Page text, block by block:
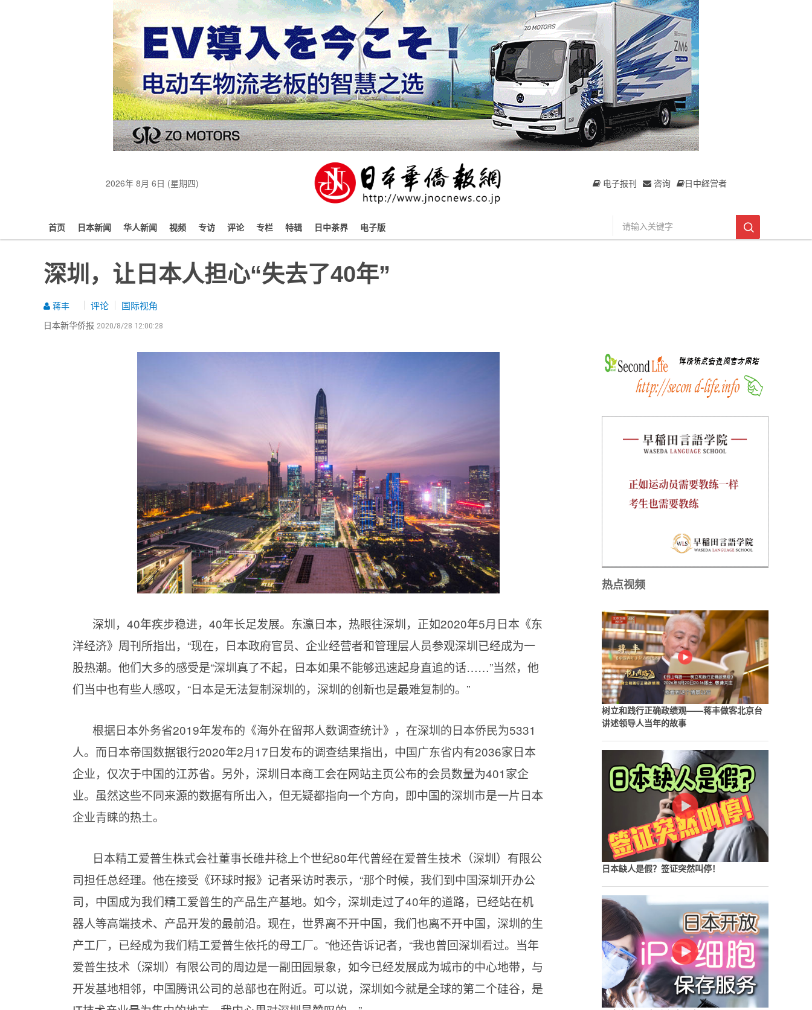
2026年 8月 6日 (星期四) 电子报刊 咨询 日中経営者
首页 日本新闻 华人新闻 视频 专访 评论 专栏 特辑 日中茶界 电子版
深圳，让日本人担心“失去了40年”
蒋丰 评论 国际视角
日本新华侨报 2020/8/28 12:00:28
深圳，40年疾步稳进，40年长足发展。东瀛日本，热眼往深圳，正如2020年5月日本《东
洋经济》周刊所指出，“现在，日本政府官员、企业经营者和管理层人员参观深圳已经成为一
股热潮。他们大多的感受是“深圳真了不起，日本如果不能够迅速起身直追的话……”当然，他
们当中也有些人感叹，“日本是无法复制深圳的，深圳的创新也是最难复制的。”
根据日本外务省2019年发布的《海外在留邦人数调查统计》，在深圳的日本侨民为5331
人。而日本帝国数据银行2020年2月17日发布的调查结果指出，中国广东省内有2036家日本
企业，仅次于中国的江苏省。另外，深圳日本商工会在网站主页公布的会员数量为401家企
业。虽然这些不同来源的数据有所出入，但无疑都指向一个方向，即中国的深圳市是一片日本
企业青睐的热土。
日本精工爱普生株式会社董事长碓井稔上个世纪80年代曾经在爱普生技术（深圳）有限公
司担任总经理。他在接受《环球时报》记者采访时表示，“那个时候，我们到中国深圳开办公
司，中国成为我们精工爱普生的产品生产基地。如今，深圳走过了40年的道路，已经站在机
器人等高端技术、产品开发的最前沿。现在，世界离不开中国，我们也离不开中国，深圳的生
产工厂，已经成为我们精工爱普生依托的母工厂。”他还告诉记者，“我也曾回深圳看过。当年
爱普生技术（深圳）有限公司的周边是一副田园景象，如今已经发展成为城市的中心地带，与
开发基地相邻，中国腾讯公司的总部也在附近。可以说，深圳如今就是全球的第二个硅谷，是
热点视频
树立和践行正确政绩观——蒋丰做客北京台
讲述领导人当年的故事
日本缺人是假？签证突然叫停！